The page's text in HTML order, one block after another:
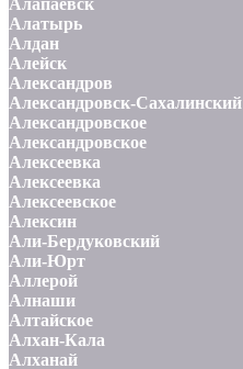
Алатырь
Алдан
Алейск
Александров
Александровск-Сахалинский
Александровское
Александровское
Алексеевка
Алексеевка
Алексеевское
Алексин
Али-Бердуковский
Али-Юрт
Аллерой
Алнаши
Алтайское
Алхан-Кала
Алханай